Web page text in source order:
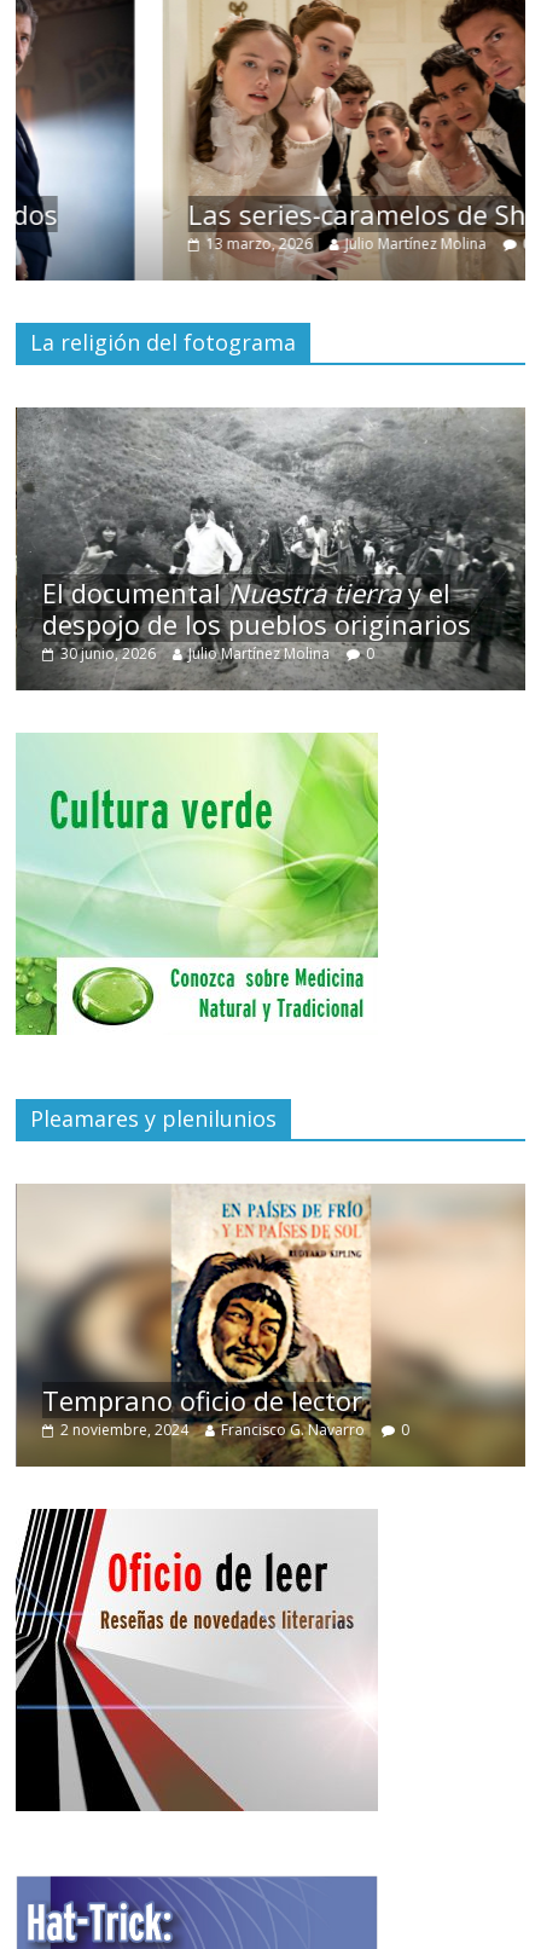
Las series-caramelos de Shondaland
Julio Martínez Molina 0
La religión del fotograma
El documentalNuestra tierray el
despojo de los pueblos originarios
30 junio, 2026 Julio Martínez Molina 0
Pleamares y plenilunios
Temprano oficio de lector
2 noviembre, 2024 Francisco G. Navarro 0